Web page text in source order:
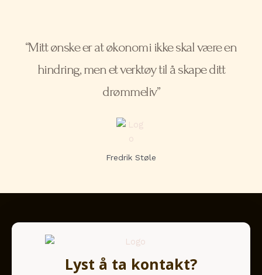
“Mitt ønske er at økonomi ikke skal være en
hindring, men et verktøy til å skape ditt
drømmeliv”
Fredrik Støle
Lyst å ta kontakt?